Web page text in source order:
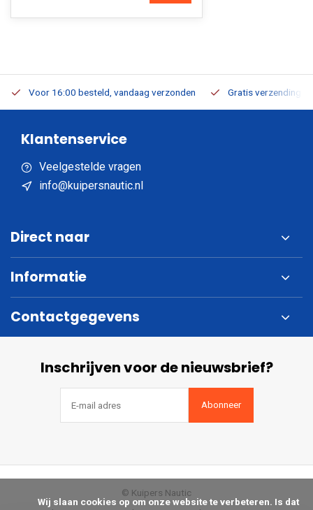
Voor 16:00 besteld, vandaag verzonden Gratis verzending
Klantenservice
Veelgestelde vragen
info@kuipersnautic.nl
Direct naar
Informatie
Contactgegevens
Inschrijven voor de nieuwsbrief?
Abonneer
© Kuipers Nautic